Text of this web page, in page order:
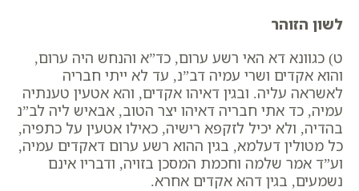
לשון הזוהר
ט) כגוונא דא האי רשע ערום, כד”א והנחש היה ערום,
והוא אקדים ושרי עמיה דב”נ, עד לא ייתי חבריה
לאשראה עליה. ובגין דאיהו אקדים, והא אטעין טענתיה
עמיה, כד אתי חבריה דאיהו יצר הטוב, אבאיש ליה לב”נ
בהדיה, ולא יכיל לזקפא רישיה, כאילו אטעין על כתפיה,
כל מטולין דעלמא, בגין ההוא רשע ערום דאקדים עמיה,
וע”ד אמר שלמה וחכמת המסכן בזויה, ודבריו אינם
נשמעים, בגין דהא אקדים אחרא.